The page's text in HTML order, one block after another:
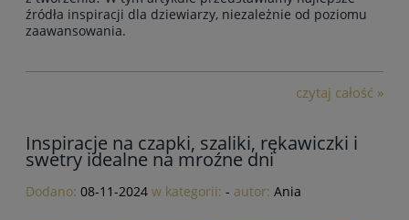
źródła inspiracji dla dziewiarzy, niezależnie od poziomu
zaawansowania.
czytaj całość »
Inspiracje na czapki, szaliki, rękawiczki i
swetry idealne na mroźne dni
Dodano: 08-11-2024 w kategorii: - autor: Ania